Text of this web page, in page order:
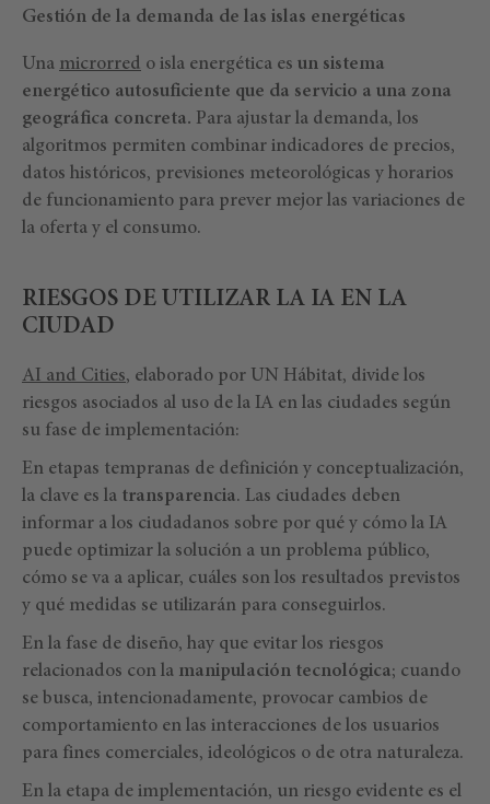
Gestión de la demanda de las islas energéticas
Una microrred o isla energética es un sistema
energético autosuficiente que da servicio a una zona
geográfica concreta. Para ajustar la demanda, los
algoritmos permiten combinar indicadores de precios,
datos históricos, previsiones meteorológicas y horarios
de funcionamiento para prever mejor las variaciones de
la oferta y el consumo.
RIESGOS DE UTILIZAR LA IA EN LA
CIUDAD
AI and Cities, elaborado por UN Hábitat, divide los
riesgos asociados al uso de la IA en las ciudades según
su fase de implementación:
En etapas tempranas de definición y conceptualización,
la clave es la transparencia. Las ciudades deben
informar a los ciudadanos sobre por qué y cómo la IA
puede optimizar la solución a un problema público,
cómo se va a aplicar, cuáles son los resultados previstos
y qué medidas se utilizarán para conseguirlos.
En la fase de diseño, hay que evitar los riesgos
relacionados con la manipulación tecnológica; cuando
se busca, intencionadamente, provocar cambios de
comportamiento en las interacciones de los usuarios
para fines comerciales, ideológicos o de otra naturaleza.
En la etapa de implementación, un riesgo evidente es el